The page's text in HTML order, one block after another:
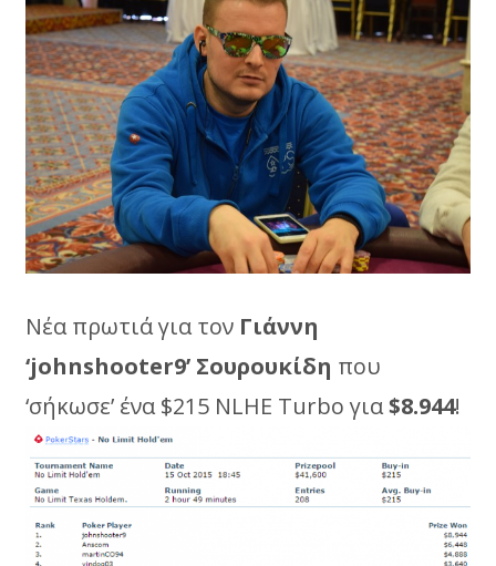
Νέα πρωτιά για τον Γιάννη
‘johnshooter9’ Σουρουκίδη που
‘σήκωσε’ ένα $215 NLHE Turbo για$8.944!